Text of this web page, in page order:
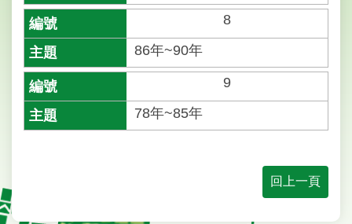
民
意
交
流
頁
8
86年~90年
9
78年~85年
回上一頁